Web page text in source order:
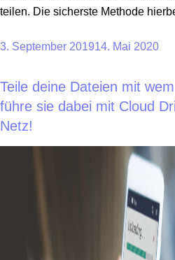
teilen. Die sicherste Methode
3. September 201914. Mai 2020
Teile deine Dateien mit
führe sie dabei mit Cloud
Netz!